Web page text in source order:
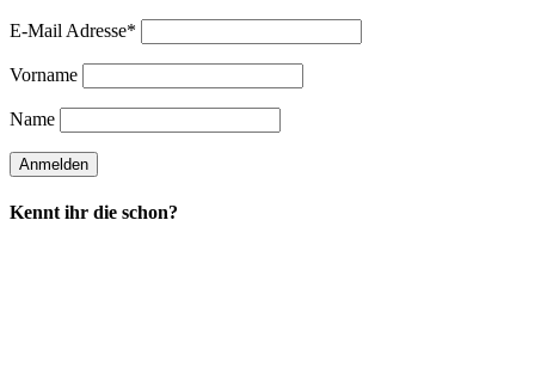
E-Mail Adresse*
Vorname
Name
Kennt ihr die schon?